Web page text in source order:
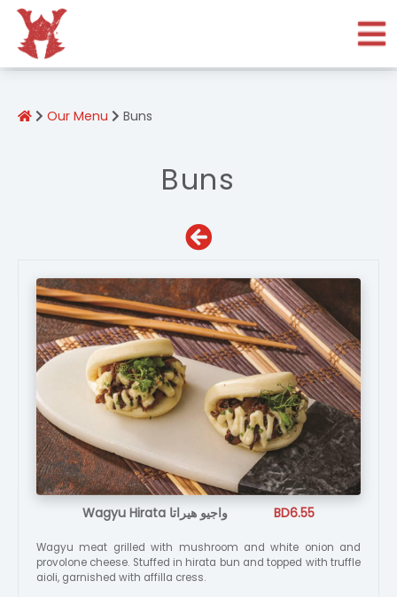
Our Menu Buns
Buns
Wagyu Hirata واجيو هيراتا BD6.55
Wagyu meat grilled with mushroom and white onion and
provolone cheese. Stuffed in hirata bun and topped with truffle
aioli, garnished with affilla cress.